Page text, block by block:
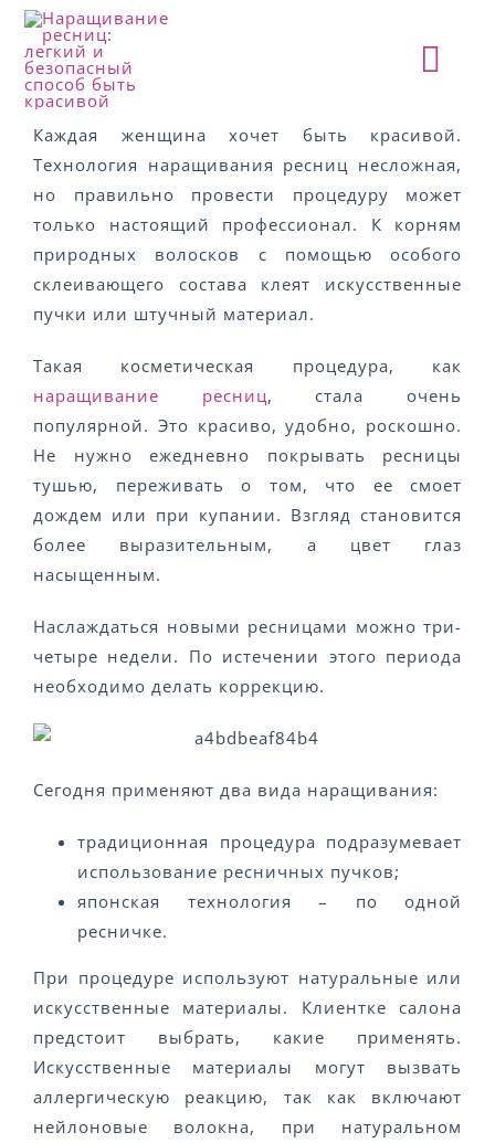
Skip
content
ГЛАВНАЯ
О ПРОЕКТЕ
ОТЧЕТЫ
Каждая женщина хочет быть красивой.
Технология наращивания ресниц несложная,
но правильно провести процедуру может
только настоящий профессионал. К корням
природных волосков с помощью особого
склеивающего состава клеят искусственные
пучки или штучный материал.
Такая косметическая процедура, как
наращивание ресниц, стала очень
популярной. Это красиво, удобно, роскошно.
Не нужно ежедневно покрывать ресницы
тушью, переживать о том, что ее смоет
дождем или при купании. Взгляд становится
более выразительным, а цвет глаз
насыщенным.
Наслаждаться новыми ресницами можно три-
четыре недели. По истечении этого периода
необходимо делать коррекцию.
Сегодня применяют два вида наращивания:
традиционная процедура подразумевает
использование ресничных пучков;
японская технология – по одной
ресничке.
При процедуре используют натуральные или
искусственные материалы. Клиентке салона
предстоит выбрать, какие применять.
Искусственные материалы могут вызвать
аллергическую реакцию, так как включают
нейлоновые волокна, при натуральном